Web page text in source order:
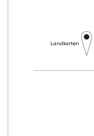
Landkarten